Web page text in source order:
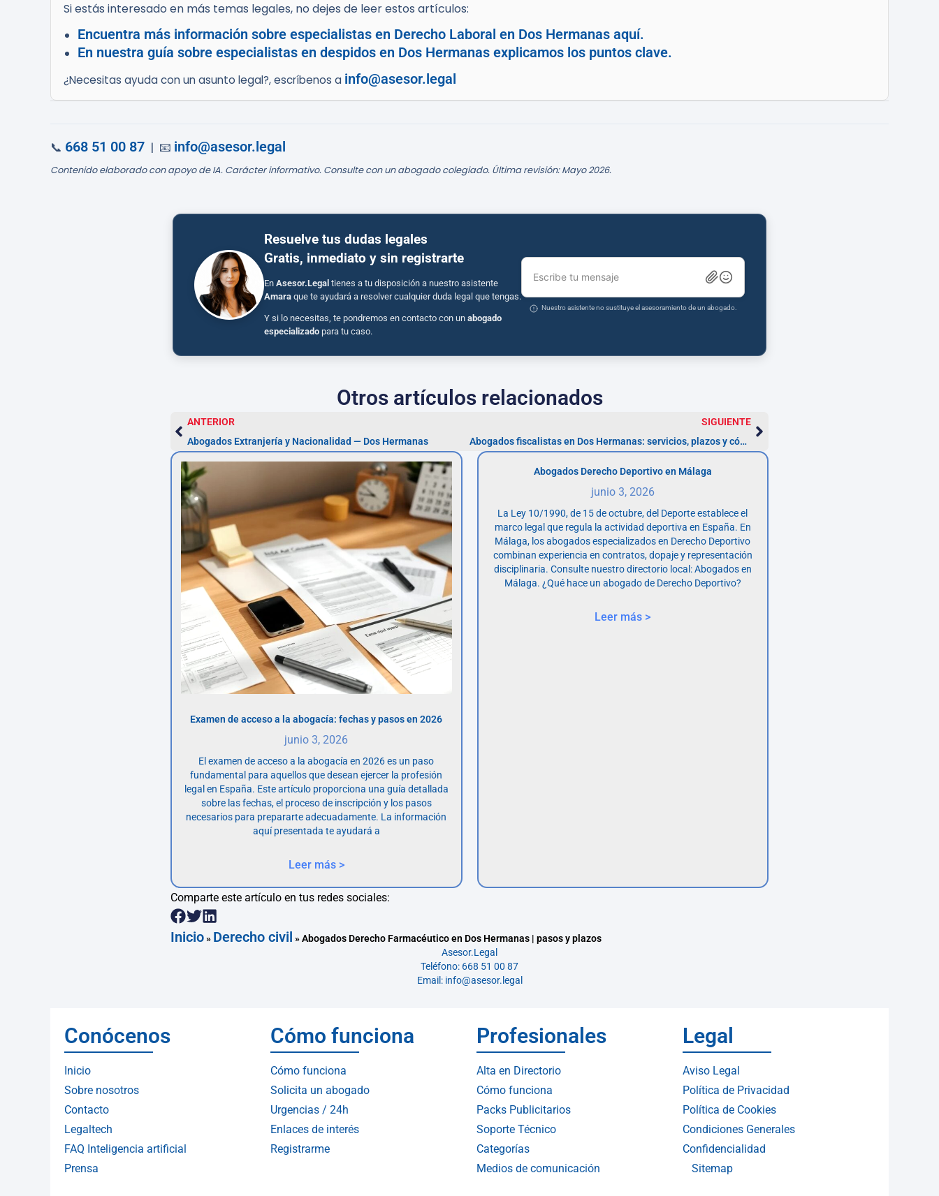
Si estás interesado en más temas legales, no dejes de leer estos artículos:
Encuentra más información sobre especialistas en Derecho Laboral en Dos Hermanas aquí.
En nuestra guía sobre especialistas en despidos en Dos Hermanas explicamos los puntos clave.
¿Necesitas ayuda con un asunto legal?, escríbenos a info@asesor.legal
📞 668 51 00 87 | 📧 info@asesor.legal
Contenido elaborado con apoyo de IA. Carácter informativo. Consulte con un abogado colegiado. Última revisión: Mayo 2026.
Resuelve tus dudas legales
Gratis, inmediato y sin registrarte
En Asesor.Legal tienes a tu disposición a nuestro asistente
Amara que te ayudará a resolver cualquier duda legal que tengas.
Y si lo necesitas, te pondremos en contacto con un abogado
especializado para tu caso.
Escribe tu mensaje
Nuestro asistente no sustituye el asesoramiento de un abogado.
Otros artículos relacionados
ANTERIOR
Abogados Extranjería y Nacionalidad — Dos Hermanas
SIGUIENTE
Abogados fiscalistas en Dos Hermanas: servicios, plazos y cómo actuar
Examen de acceso a la abogacía: fechas y pasos en 2026
junio 3, 2026
El examen de acceso a la abogacía en 2026 es un paso
fundamental para aquellos que desean ejercer la profesión
legal en España. Este artículo proporciona una guía detallada
sobre las fechas, el proceso de inscripción y los pasos
necesarios para prepararte adecuadamente. La información
aquí presentada te ayudará a
Leer más >
Abogados Derecho Deportivo en Málaga
junio 3, 2026
La Ley 10/1990, de 15 de octubre, del Deporte establece el
marco legal que regula la actividad deportiva en España. En
Málaga, los abogados especializados en Derecho Deportivo
combinan experiencia en contratos, dopaje y representación
disciplinaria. Consulte nuestro directorio local: Abogados en
Málaga. ¿Qué hace un abogado de Derecho Deportivo?
Leer más >
Comparte este artículo en tus redes sociales:
Inicio» Derecho civil »Abogados Derecho Farmacéutico en Dos Hermanas | pasos y plazos
Asesor.Legal
Teléfono: 668 51 00 87
Email: info@asesor.legal
Conócenos
Inicio
Sobre nosotros
Contacto
Legaltech
FAQ Inteligencia artificial
Prensa
Cómo funciona
Cómo funciona
Solicita un abogado
Urgencias / 24h
Enlaces de interés
Registrarme
Profesionales
Alta en Directorio
Cómo funciona
Packs Publicitarios
Soporte Técnico
Categorías
Medios de comunicación
Legal
Aviso Legal
Política de Privacidad
Política de Cookies
Condiciones Generales
Confidencialidad
Sitemap